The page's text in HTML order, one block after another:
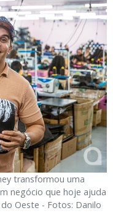
transformou uma
negócio que hoje ajuda
Oeste - Fotos: Danilo